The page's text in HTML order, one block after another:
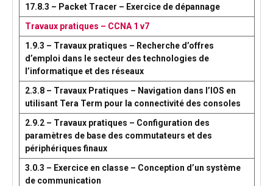
17.8.3 – Packet Tracer – Exercice de dépannage
Travaux pratiques – CCNA 1 v7
1.9.3 – Travaux pratiques – Recherche d’offres
d’emploi dans le secteur des technologies de
l’informatique et des réseaux
2.3.8 – Travaux Pratiques – Navigation dans l’IOS en
utilisant Tera Term pour la connectivité des consoles
2.9.2 – Travaux pratiques – Configuration des
paramètres de base des commutateurs et des
périphériques finaux
3.0.3 – Exercice en classe – Conception d’un système
de communication